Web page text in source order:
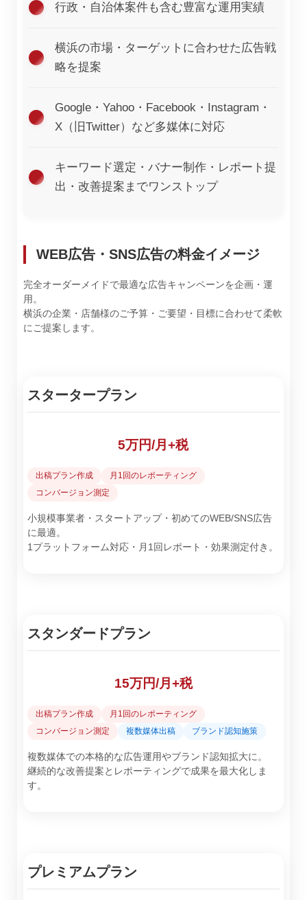
行政・自治体案件も含む豊富な運用実績
横浜の市場・ターゲットに合わせた広告戦
略を提案
Google・Yahoo・Facebook・Instagram・
X（旧Twitter）など多媒体に対応
キーワード選定・バナー制作・レポート提
出・改善提案までワンストップ
WEB広告・SNS広告の料金イメージ
完全オーダーメイドで最適な広告キャンペーンを企画・運
用。
横浜の企業・店舗様のご予算・ご要望・目標に合わせて柔軟
にご提案します。
スタータープラン
5万円/月+税
出稿プラン作成
月1回のレポーティング
コンバージョン測定
小規模事業者・スタートアップ・初めてのWEB/SNS広告
に最適。
1プラットフォーム対応・月1回レポート・効果測定付き。
スタンダードプラン
15万円/月+税
出稿プラン作成
月1回のレポーティング
コンバージョン測定
複数媒体出稿 ブランド認知施策
複数媒体での本格的な広告運用やブランド認知拡大に。
継続的な改善提案とレポーティングで成果を最大化しま
す。
プレミアムプラン